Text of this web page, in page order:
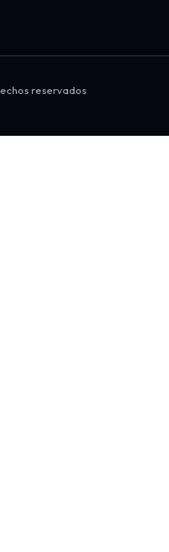
reservados